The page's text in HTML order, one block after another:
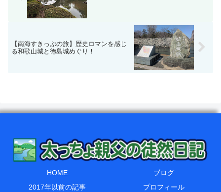
【南海すきっぷの旅】歴史ロマンを感じ
る和歌山城と徳島城めぐり！
HOME
ブログ
2017年以前の記事
プロフィール